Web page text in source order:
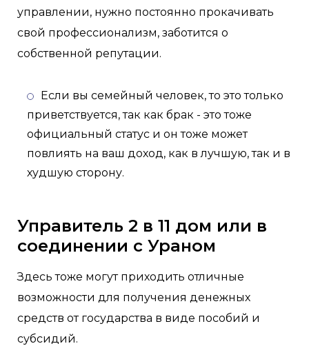
управлении, нужно постоянно прокачивать
свой профессионализм, заботится о
собственной репутации.
Если вы семейный человек, то это только
приветствуется, так как брак - это тоже
официальный статус и он тоже может
повлиять на ваш доход, как в лучшую, так и в
худшую сторону.
Управитель 2 в 11 дом или в
соединении с Ураном
Здесь тоже могут приходить отличные
возможности для получения денежных
средств от государства в виде пособий и
субсидий.